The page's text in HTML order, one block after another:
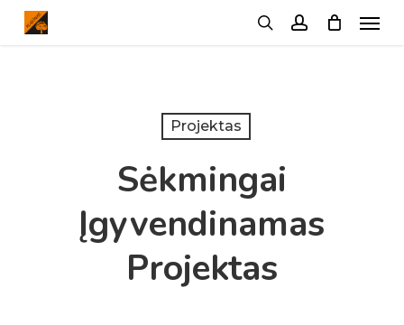
Skip
Menu
Projektas
Sėkmingai
Įgyvendinamas
Projektas